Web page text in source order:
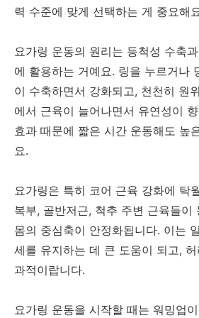
력 수준에 맞게 선택하는 게 중요해
요가링 운동의 원리는 등척성 수축
에 활용하는 거예요. 링을 누르거나
이 수축하면서 강화되고, 천천히 원
에서 근육이 늘어나면서 유연성이
효과 때문에 짧은 시간 운동해도 높
요.
요가링은 특히 코어 근육 강화에 탁
복부, 골반저근, 척추 주변 근육들이
몸의 중심축이 안정화됩니다. 이는
세를 유지하는 데 큰 도움이 되고,
과적이랍니다.
요가링 운동을 시작할 때는 워밍업